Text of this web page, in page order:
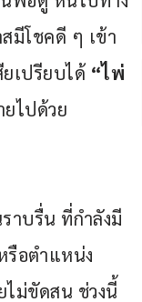
มีโชคดี ๆ เข้า
เปรียบได้ “ไพ่
ยไปด้วย
าบรื่น ที่กำลังมี
รือตำแหน่ง
ไม่ขัดสน ช่วงนี้